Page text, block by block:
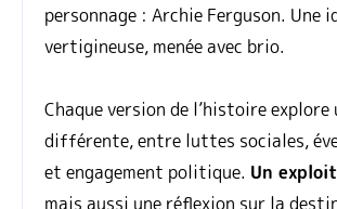
personnage : Archie Ferguson. Une
vertigineuse, menée avec brio.
Chaque version de l’histoire explore
différente, entre luttes sociales,
et engagement politique. Un
mais aussi une réflexion sur la